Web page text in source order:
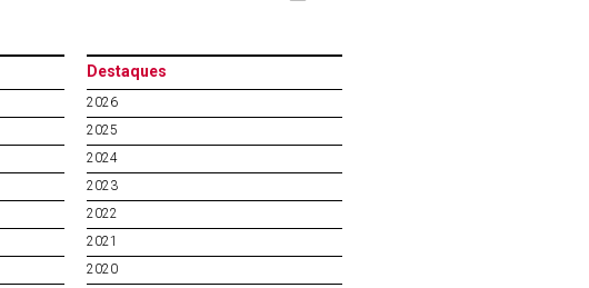
Destaques
2026
2025
2024
2023
2022
2021
2020